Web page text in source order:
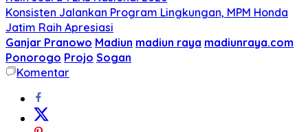
Konsisten Jalankan Program Lingkungan, MPM Honda
Jatim Raih Apresiasi
Ganjar Pranowo Madiun madiun raya madiunraya.com
Ponorogo Projo Sogan
Komentar